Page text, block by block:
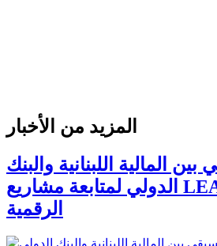
المزيد من الأخبار
بين المالية اللبنانية والبنك
الدولي لمتابعة مشاريع LEAP والتنمية
الرقمية